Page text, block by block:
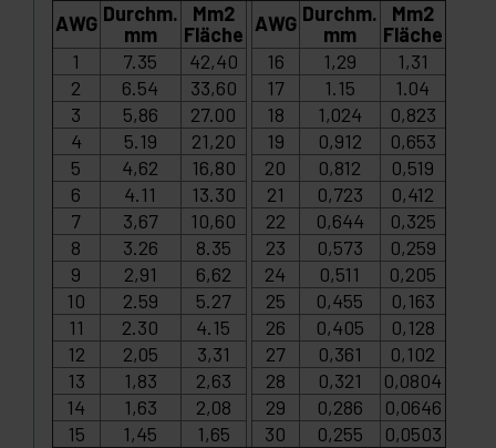
AWG Durchm.
mm
Mm2
Fläche AWG Durchm.
mm
Mm2
Fläche
1
7.35 42,40 16 1,29
1,31
2
6.54 33,60 17 1.15
1.04
3
5,86 27.00 18 1,024
0,823
4
5.19 21,20 19 0,912
0,653
5
4,62 16,80 20 0,812
0,519
6
4.11 13.30 21 0,723
0,412
7
3,67 10,60 22 0,644
0,325
8
3.26 8.35 23 0,573
0,259
9
2,91 6,62 24 0,511
0,205
10
2.59 5.27 25 0,455
0,163
11
2.30 4.15 26 0,405
0,128
12
2,05 3,31 27 0,361
0,102
13
1,83 2,63 28 0,321
0,0804
14
1,63 2,08 29 0,286
0,0646
15
1,45 1,65 30 0,255 0,0503